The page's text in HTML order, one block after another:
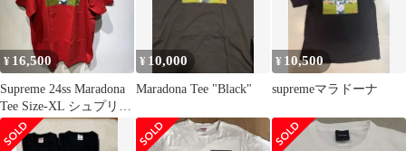
¥ 16,500
Supreme 24ss Maradona
Tee Size-XL シュプリー
ム マラドーナフォト半
袖Tシャツ 心斎橋店
¥ 10,000
Maradona Tee "Black"
¥ 10,500
supremeマラドーナ